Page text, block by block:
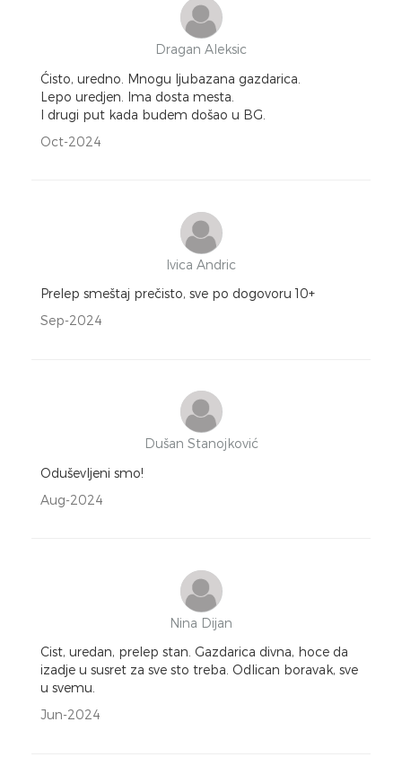
Dragan Aleksic
Ćisto, uredno. Mnogu ljubazana gazdarica.
Lepo uredjen. Ima dosta mesta.
I drugi put kada budem došao u BG.
Oct-2024
Ivica Andric
Prelep smeštaj prečisto, sve po dogovoru 10+
Sep-2024
Dušan Stanojković
Oduševljeni smo!
Aug-2024
Nina Dijan
Cist, uredan, prelep stan. Gazdarica divna, hoce da
izadje u susret za sve sto treba. Odlican boravak, sve
u svemu.
Jun-2024